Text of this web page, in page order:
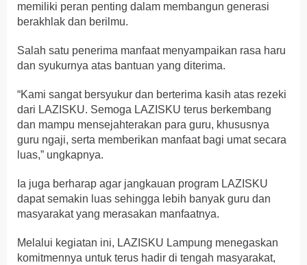
memiliki peran penting dalam membangun generasi
berakhlak dan berilmu.
Salah satu penerima manfaat menyampaikan rasa haru
dan syukurnya atas bantuan yang diterima.
“Kami sangat bersyukur dan berterima kasih atas rezeki
dari LAZISKU. Semoga LAZISKU terus berkembang
dan mampu mensejahterakan para guru, khususnya
guru ngaji, serta memberikan manfaat bagi umat secara
luas,” ungkapnya.
Ia juga berharap agar jangkauan program LAZISKU
dapat semakin luas sehingga lebih banyak guru dan
masyarakat yang merasakan manfaatnya.
Melalui kegiatan ini, LAZISKU Lampung menegaskan
komitmennya untuk terus hadir di tengah masyarakat,